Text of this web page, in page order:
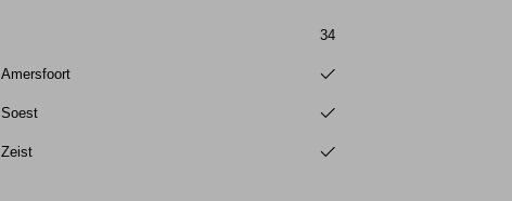
34
Amersfoort
Soest
Zeist